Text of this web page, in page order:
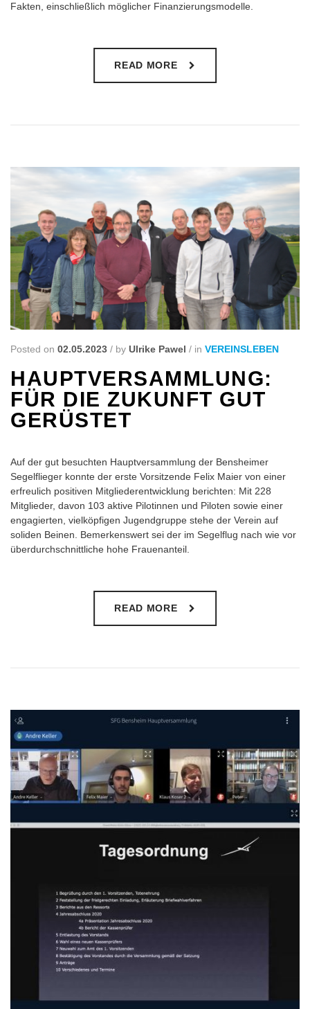
Fakten, einschließlich möglicher Finanzierungsmodelle.
READ MORE
Posted on 02.05.2023 / by Ulrike Pawel / in VEREINSLEBEN
HAUPTVERSAMMLUNG:
FÜR DIE ZUKUNFT GUT
GERÜSTET
Auf der gut besuchten Hauptversammlung der Bensheimer
Segelflieger konnte der erste Vorsitzende Felix Maier von einer
erfreulich positiven Mitgliederentwicklung berichten: Mit 228
Mitglieder, davon 103 aktive Pilotinnen und Piloten sowie einer
engagierten, vielköpfigen Jugendgruppe stehe der Verein auf
soliden Beinen. Bemerkenswert sei der im Segelflug nach wie vor
überdurchschnittliche hohe Frauenanteil.
READ MORE